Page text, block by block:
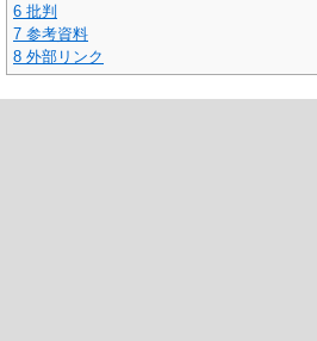
6 批判
7 参考資料
8 外部リンク